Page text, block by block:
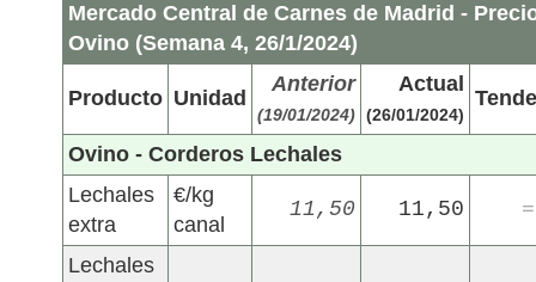
Mercado Central de Carnes de Madrid -
Ovino (Semana 4, 26/1/2024)
Producto Unidad
Anterior
(19/01/2024)
Actual
(26/01/2024)
Ovino - Corderos Lechales
Lechales
extra
€/kg
canal
11,50 11,50 =
Lechales